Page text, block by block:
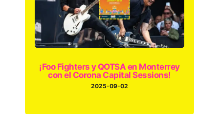
¡Foo Fighters y QOTSA en Monterrey
con el Corona Capital Sessions!
2025-09-02